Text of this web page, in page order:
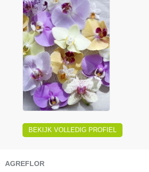
BEKIJK VOLLEDIG PROFIEL
AGREFLOR